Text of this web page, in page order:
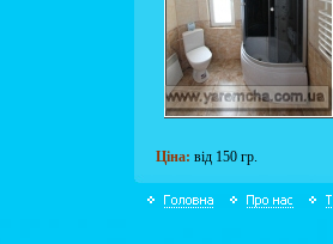
Ціна: від 150 гр.